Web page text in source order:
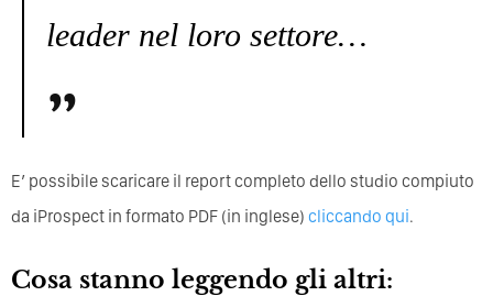
leader nel loro settore…
E’ possibile scaricare il report completo dello studio compiuto
da iProspect in formato PDF (in inglese) cliccando qui.
Cosa stanno leggendo gli altri: